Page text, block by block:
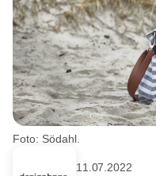
Foto: Södahl.
11.07.2022